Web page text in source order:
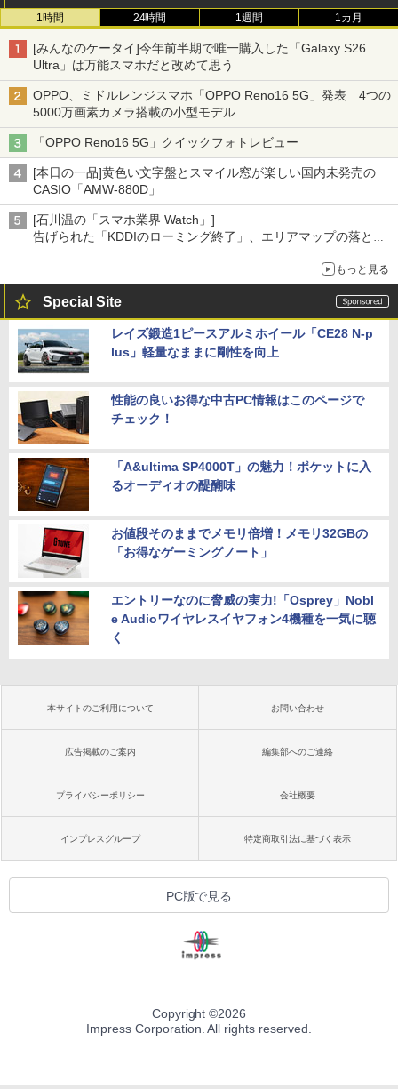
1時間 24時間 1週間 1カ月
[みんなのケータイ]今年前半期で唯一購入した「Galaxy S26
Ultra」は万能スマホだと改めて思う
OPPO、ミドルレンジスマホ「OPPO Reno16 5G」発表 4つの
5000万画素カメラ搭載の小型モデル
「OPPO Reno16 5G」クイックフォトレビュー
[本日の一品]黄色い文字盤とスマイル窓が楽しい国内未発売の
CASIO「AMW-880D」
[石川温の「スマホ業界 Watch」]
告げられた「KDDIのローミング終了」、エリアマップの落とし
もっと見る
Special Site
レイズ鍛造1ピースアルミホイール「CE28 N-p
lus」軽量なままに剛性を向上
性能の良いお得な中古PC情報はこのページで
チェック！
「A&ultima SP4000T」の魅力！ポケットに入
るオーディオの醍醐味
お値段そのままでメモリ倍増！メモリ32GBの
「お得なゲーミングノート」
エントリーなのに脅威の実力!「Osprey」Nobl
e Audioワイヤレスイヤフォン4機種を一気に聴
く
本サイトのご利用について お問い合わせ
広告掲載のご案内 編集部へのご連絡
プライバシーポリシー 会社概要
インプレスグループ 特定商取引法に基づく表示
PC版で見る
Copyright ©2026
Impress Corporation. All rights reserved.